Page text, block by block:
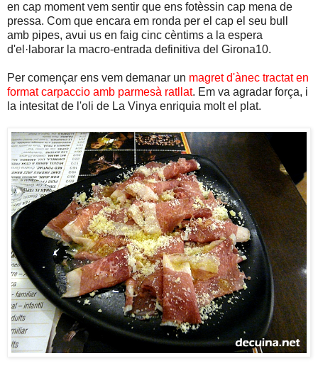
en cap moment vem sentir que ens fotèssin cap mena de
pressa. Com que encara em ronda per el cap el seu bull
amb pipes, avui us en faig cinc cèntims a la espera
d'el·laborar la macro-entrada definitiva del Girona10.
Per començar ens vem demanar un magret d'ànec tractat en
format carpaccio amb parmesà ratllat. Em va agradar força, i
la intesitat de l'oli de La Vinya enriquia molt el plat.